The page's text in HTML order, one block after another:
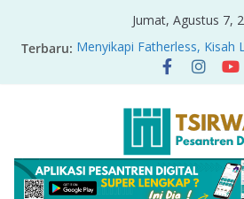
Jumat, Agustus 7,
Terbaru: Menyikapi Fatherless, Kisah
Pandangan Tafsir Ekologis
PRODUK RELASI KUASA-
ERA PERTENGAHAN
Sirah Nabawiyah
Oversharing dan Privasi
Ayat Bicara Soal Curhat di